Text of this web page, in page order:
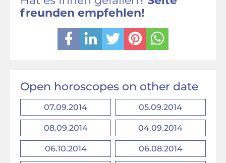
freunden empfehlen!
Open horoscopes on other date
07.09.2014 05.09.2014
08.09.2014 04.09.2014
06.10.2014 06.08.2014